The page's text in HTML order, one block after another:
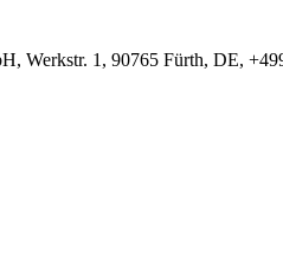
Werkstr. 1, 90765 Fürth, DE,